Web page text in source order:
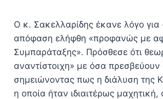
Ο κ. Σακελλαρίδης έκανε λόγο
απόφαση ελήφθη «προφανώς με
Συμπαράταξης». Πρόσθεσε ότι
αναντίστοιχη» με όσα
σημειώνοντας πως η διάλυση της
η οποία ήταν ιδιαιτέρως